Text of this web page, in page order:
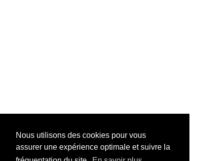
Nous utilisons des cookies pour vous
assurer une expérience optimale et suivre la